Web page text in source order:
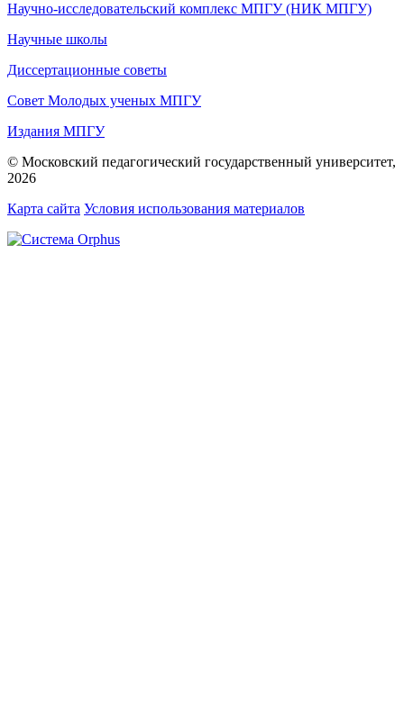
Научно-исследовательский комплекс МПГУ (НИК МПГУ)
Научные школы
Диссертационные советы
Совет Молодых ученых МПГУ
Издания МПГУ
© Московский педагогический государственный университет,
2026
Карта сайта Условия использования материалов